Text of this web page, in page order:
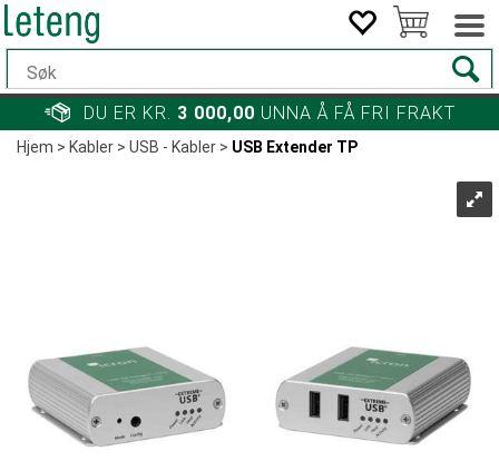
DU ER KR. 3 000,00 UNNA Å FÅ FRI FRAKT
Hjem>Kabler>USB - Kabler>USB Extender TP